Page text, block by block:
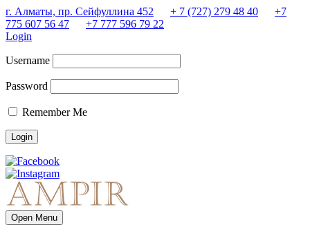
г. Алматы, пр. Сейфуллина 452 + 7 (727) 279 48 40
+7
775 607 56 47
+7 777 596 79 22
Login
Username
Password
Remember Me
Open Menu